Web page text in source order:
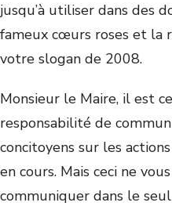
jusqu’à utiliser dans des
fameux cœurs roses et la
votre slogan de 2008.
Monsieur le Maire, il est
responsabilité de
concitoyens sur les
en cours. Mais ceci ne
communiquer dans le